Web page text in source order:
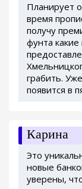
Планирует
время
получу
фунта
грабить.
появится в
Карина
Это
новые
уверены,